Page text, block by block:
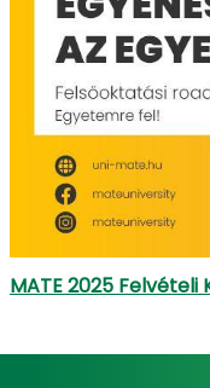
MATE 2025